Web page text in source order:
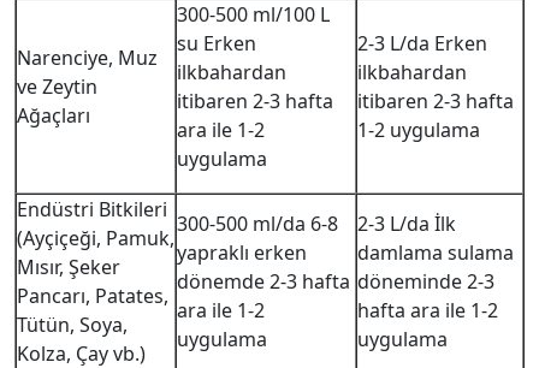
Narenciye, Muz
ve Zeytin
Ağaçları
300-500 ml/100 L
su Erken
ilkbahardan
itibaren 2-3 hafta
ara ile 1-2
uygulama
2-3 L/da Erken
ilkbahardan
itibaren 2-3 hafta
1-2 uygulama
Endüstri Bitkileri
(Ayçiçeği, Pamuk,
Mısır, Şeker
Pancarı, Patates,
Tütün, Soya,
Kolza, Çay vb.)
300-500 ml/da 6-8
yapraklı erken
dönemde 2-3 hafta
ara ile 1-2
uygulama
2-3 L/da İlk
damlama sulama
döneminde 2-3
hafta ara ile 1-2
uygulama